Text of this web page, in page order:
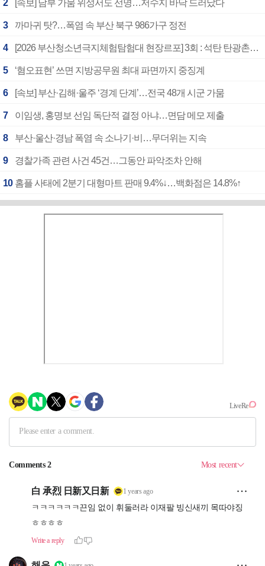
2 [속보] 남부 가뭄 위성서도 선명…저수지 바닥 드러났다
3 까마귀 탓?…폭염 속 부산 북구 986가구 정전
4 [2026 부산청소년극지체험탐험대 현장르포] 3회 : 석탄 탄광촌에서 북극 연구의 중심지로
5 ‘혐오표현’ 쓰면 지방공무원 최대 파면까지 중징계
6 [속보] 부산·김해·울주 ‘경계 단계’…전국 48개 시군 가뭄
7 이임생, 홍명보 선임 독단적 결정 아냐…면담 메모 제출
8 부산·울산·경남 폭염 속 소나기·비…무더위는 지속
9 경찰가족 관련 사건 45건…그동안 파악조차 안해
10 홈플 사태에 2분기 대형마트 판매 9.4%↓…백화점은 14.8%↑